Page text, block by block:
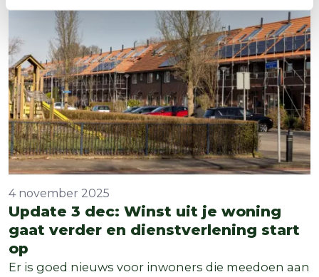
Update 3 dec: Winst uit je woning
gaat verder en dienstverlening start
op
4 november 2025
Er is goed nieuws voor inwoners die meedoen aan